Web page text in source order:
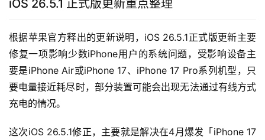
iOS 26.5.1 正式版更新重点整理
根据苹果官方释出的更新说明，iOS 26.5.1正式版更新主要
修复一项影响少数iPhone用户的系统问题，受影响设备主
要是iPhone Air或iPhone 17、iPhone 17 Pro系列机型，只
要电量接近耗尽时，部分装置可能会出现无法通过有线方式
充电的情况。
这次iOS 26.5.1修正，主要就是解决在4月爆发「iPhone 17